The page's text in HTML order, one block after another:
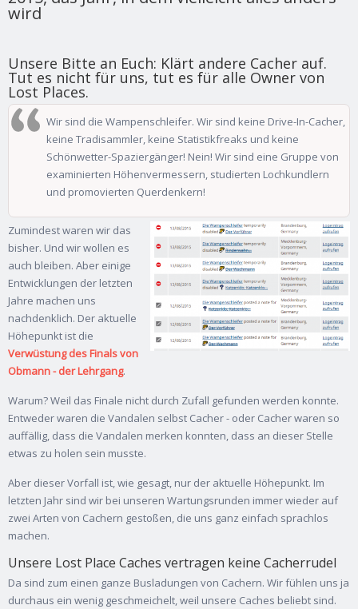
wird
Unsere Bitte an Euch: Klärt andere Cacher auf.
Tut es nicht für uns, tut es für alle Owner von
Lost Places.
Wir sind die Wampenschleifer. Wir sind keine Drive-In-Cacher,
keine Tradisammler, keine Statistikfreaks und keine
Schönwetter-Spaziergänger! Nein! Wir sind eine Gruppe von
examinierten Höhenvermessern, studierten Lochkundlern
und promovierten Querdenkern!
Zumindest waren wir das
bisher. Und wir wollen es
auch bleiben. Aber einige
Entwicklungen der letzten
Jahre machen uns
nachdenklich. Der aktuelle
Höhepunkt ist die
Verwüstung des Finals von
Obmann - der Lehrgang.
Warum? Weil das Finale nicht durch Zufall gefunden werden konnte.
Entweder waren die Vandalen selbst Cacher - oder Cacher waren so
auffällig, dass die Vandalen merken konnten, dass an dieser Stelle
etwas zu holen sein musste.
Aber dieser Vorfall ist, wie gesagt, nur der aktuelle Höhepunkt. Im
letzten Jahr sind wir bei unseren Wartungsrunden immer wieder auf
zwei Arten von Cachern gestoßen, die uns ganz einfach sprachlos
machen.
Unsere Lost Place Caches vertragen keine Cacherrudel
Da sind zum einen ganze Busladungen von Cachern. Wir fühlen uns ja
durchaus ein wenig geschmeichelt, weil unsere Caches beliebt sind.